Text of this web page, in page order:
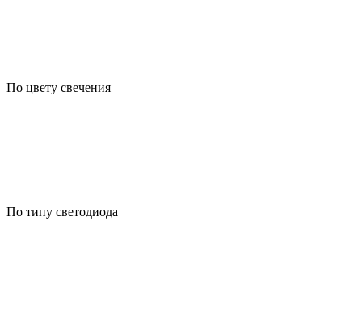
По цвету свечения
По типу светодиода